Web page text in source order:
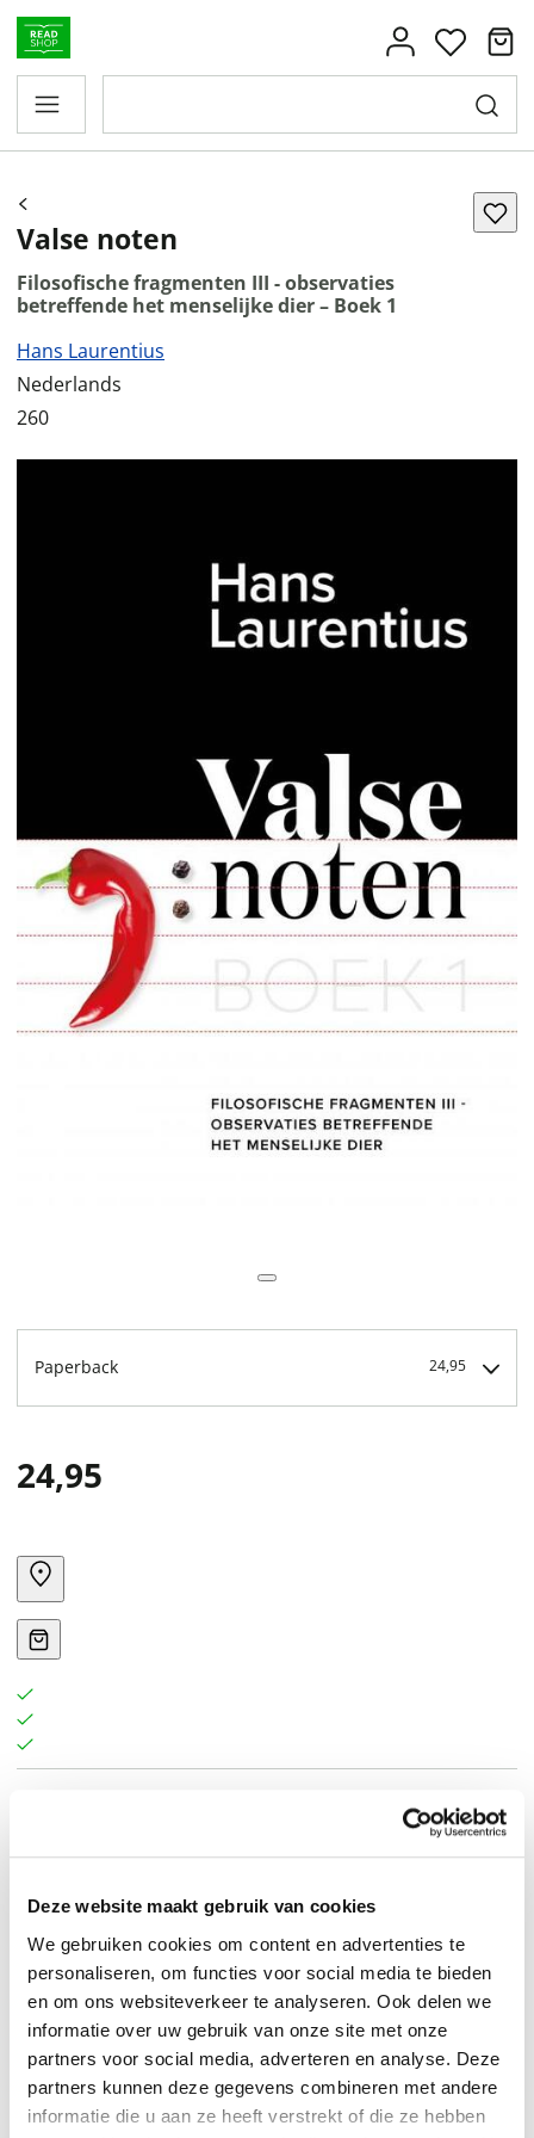
Deze website maakt gebruik van cookies
We gebruiken cookies om content en advertenties te
personaliseren, om functies voor social media te bieden
en om ons websiteverkeer te analyseren. Ook delen we
informatie over uw gebruik van onze site met onze
partners voor social media, adverteren en analyse. Deze
partners kunnen deze gegevens combineren met andere
informatie die u aan ze heeft verstrekt of die ze hebben
Valse noten
Filosofische fragmenten III - observaties
betreffende het menselijke dier – Boek 1
Hans Laurentius
Nederlands
260
Paperback 24,95
24,95
Deel III van mijn filosofische fragmenten betreft een
menselijke dieren. De notities in dit werk kunnen
bijzonder kort en bondig zijn maar ook uitlopen tot
langere essay-achtige teksten en zitten vol valse
humor, serieuze ironie, liefdevolle schuring, positieve
argwaan, hoopvol pessimisme, ongekende kennis,
vriendelijk vileine vragen, multidimensionale
uitnodigingen tot anders kijken en frisse, wrange of